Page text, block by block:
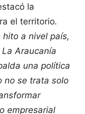
la
el territorio.
hito a nivel país,
Araucanía
una política
no se trata solo
empresarial